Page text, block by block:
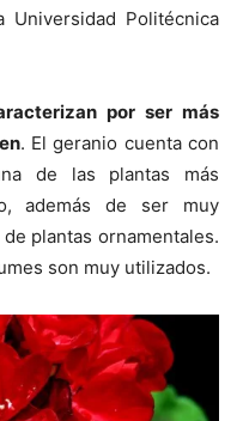
Universidad Politécnica
por ser más
. El geranio cuenta con
de las plantas más
además de ser muy
plantas ornamentales.
son muy utilizados.